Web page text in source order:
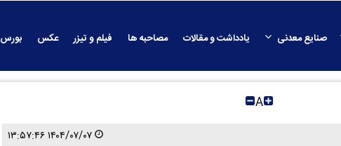
صنایع معدنی یادداشت و مقالات مصاحبه ها فیلم و تیزر عکس بورس
A
۱۴۰۴/۰۷/۰۷ ۱۳:۵۷:۴۶